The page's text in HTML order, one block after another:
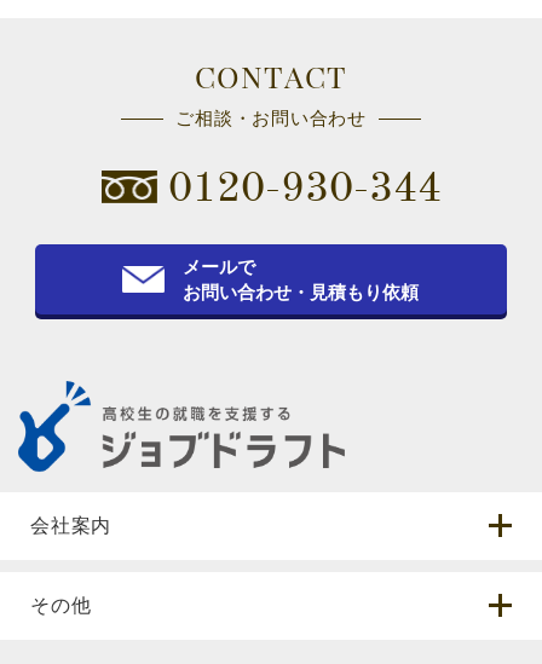
CONTACT
ご相談・お問い合わせ
0120-930-344
メールで
お問い合わせ・見積もり依頼
会社案内
その他